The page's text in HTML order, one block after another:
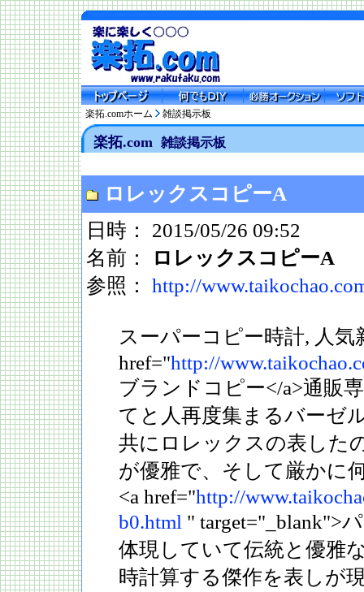
楽拓.comホーム 雑談掲示板
楽拓.com 雑談掲示板
ロレックスコピーA
日時： 2015/05/26 09:52
名前：
ロレックスコピーA
参照： http://
スーパーコピー時計, 人気
href="http://
ブランドコピー</a>通販
てと人再度集まるバーゼ
共にロレックスの表した
が優雅で、そして厳かに
<a href="http://
b0.html " target="_blank">
体現していて伝統と優雅
時計算する傑作を表しが